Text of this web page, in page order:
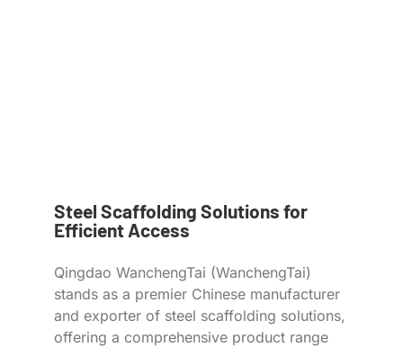
Steel Scaffolding Solutions for
Efficient Access
Qingdao WanchengTai (WanchengTai)
stands as a premier Chinese manufacturer
and exporter of steel scaffolding solutions,
offering a comprehensive product range